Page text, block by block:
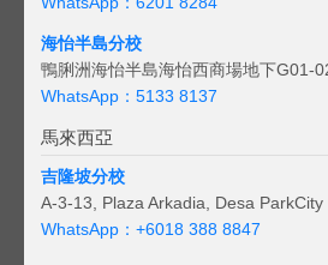
海怡半島分校
鴨脷洲海怡半島海怡西商場地下G01-
WhatsApp：5133 8137
馬來西亞
吉隆坡分校
A-3-13, Plaza Arkadia, Desa
WhatsApp： +6018 388 8847